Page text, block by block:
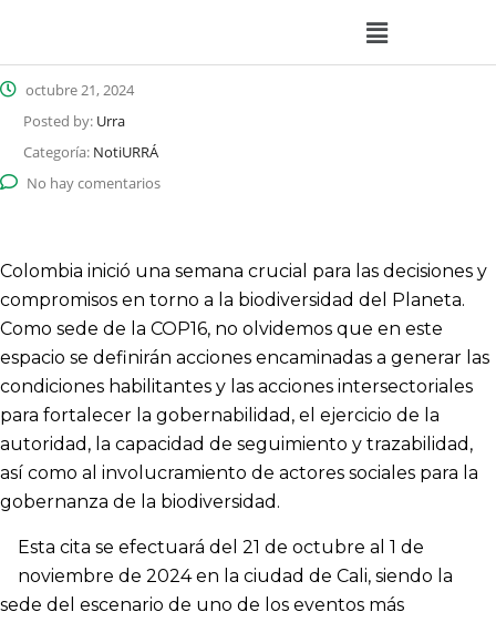
octubre 21, 2024
Posted by: Urra
Categoría: NotiURRÁ
No hay comentarios
Colombia inició una semana crucial para las decisiones y
compromisos en torno a la biodiversidad del Planeta.
Como sede de la COP16, no olvidemos que en este
espacio se definirán acciones encaminadas a generar las
condiciones habilitantes y las acciones intersectoriales
para fortalecer la gobernabilidad, el ejercicio de la
autoridad, la capacidad de seguimiento y trazabilidad,
así como al involucramiento de actores sociales para la
gobernanza de la biodiversidad.
Esta cita se efectuará del 21 de octubre al 1 de
noviembre de 2024 en la ciudad de Cali, siendo la
sede del escenario de uno de los eventos más